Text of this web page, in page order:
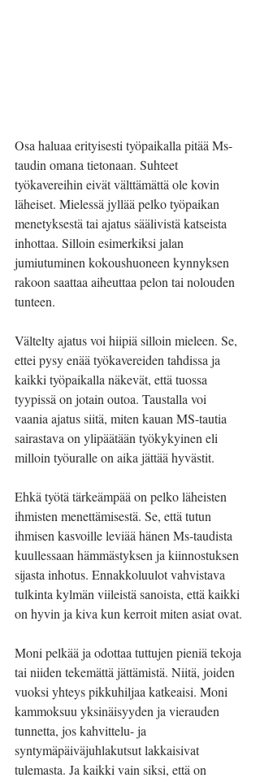
Osa haluaa erityisesti työpaikalla pitää Ms-
taudin omana tietonaan. Suhteet
työkavereihin eivät välttämättä ole kovin
läheiset. Mielessä jyllää pelko työpaikan
menetyksestä tai ajatus säälivistä katseista
inhottaa. Silloin esimerkiksi jalan
jumiutuminen kokoushuoneen kynnyksen
rakoon saattaa aiheuttaa pelon tai nolouden
tunteen.
Vältelty ajatus voi hiipiä silloin mieleen. Se,
ettei pysy enää työkavereiden tahdissa ja
kaikki työpaikalla näkevät, että tuossa
tyypissä on jotain outoa. Taustalla voi
vaania ajatus siitä, miten kauan MS-tautia
sairastava on ylipäätään työkykyinen eli
milloin työuralle on aika jättää hyvästit.
Ehkä työtä tärkeämpää on pelko läheisten
ihmisten menettämisestä. Se, että tutun
ihmisen kasvoille leviää hänen Ms-taudista
kuullessaan hämmästyksen ja kiinnostuksen
sijasta inhotus. Ennakkoluulot vahvistava
tulkinta kylmän viileistä sanoista, että kaikki
on hyvin ja kiva kun kerroit miten asiat ovat.
Moni pelkää ja odottaa tuttujen pieniä tekoja
tai niiden tekemättä jättämistä. Niitä, joiden
vuoksi yhteys pikkuhiljaa katkeaisi. Moni
kammoksuu yksinäisyyden ja vierauden
tunnetta, jos kahvittelu- ja
syntymäpäiväjuhlakutsut lakkaisivat
tulemasta. Ja kaikki vain siksi, että on